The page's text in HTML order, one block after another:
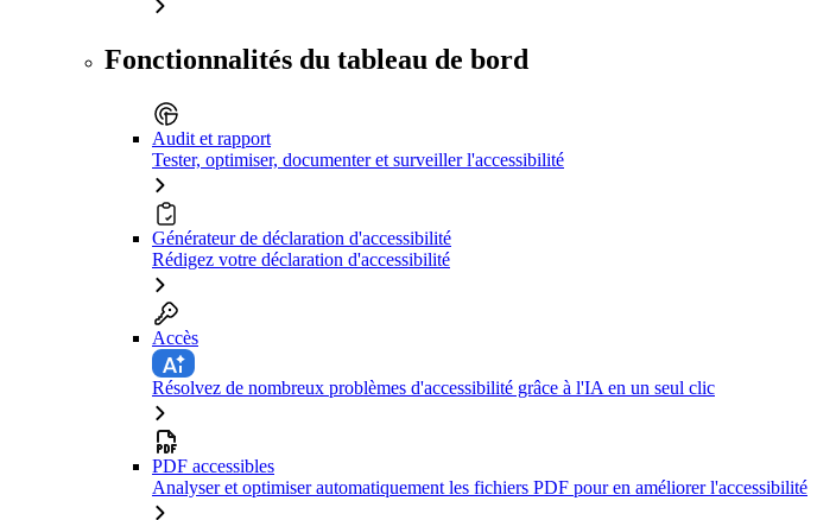
Fonctionnalités du tableau de bord
Audit et rapport
Tester, optimiser, documenter et surveiller l'accessibilité
Générateur de déclaration d'accessibilité
Rédigez votre déclaration d'accessibilité
Accès
Résolvez de nombreux problèmes d'accessibilité grâce à l'IA en un seul clic
PDF accessibles
Analyser et optimiser automatiquement les fichiers PDF pour en améliorer l'accessibilité